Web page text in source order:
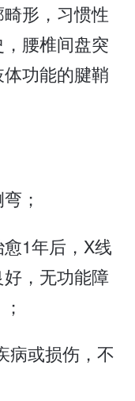
形，习惯性
腰椎间盘突
功能的腱鞘
；
愈1年后，X线
，无功能障
病或损伤，不